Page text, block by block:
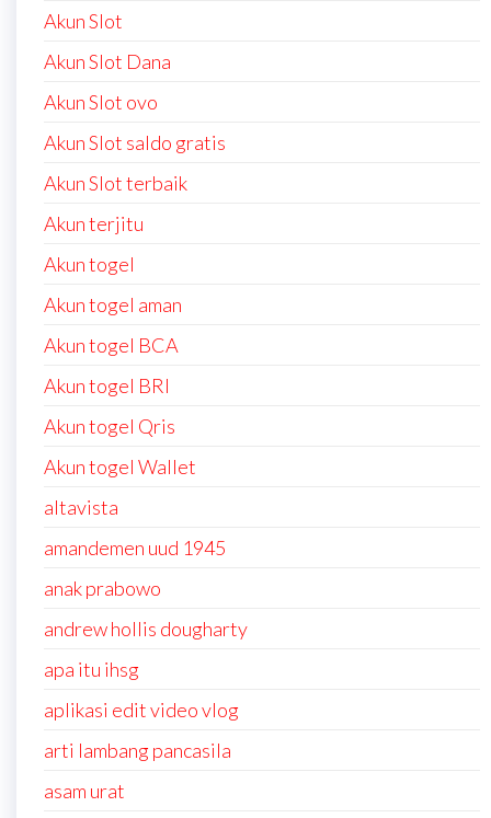
Akun Slot
Akun Slot Dana
Akun Slot ovo
Akun Slot saldo gratis
Akun Slot terbaik
Akun terjitu
Akun togel
Akun togel aman
Akun togel BCA
Akun togel BRI
Akun togel Qris
Akun togel Wallet
altavista
amandemen uud 1945
anak prabowo
andrew hollis dougharty
apa itu ihsg
aplikasi edit video vlog
arti lambang pancasila
asam urat